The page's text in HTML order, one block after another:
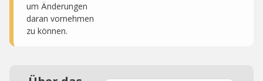
um Änderungen
daran vornehmen
zu können.